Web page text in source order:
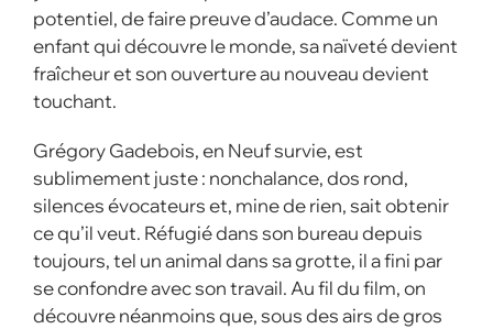
potentiel, de faire preuve d’audace. Comme un
enfant qui découvre le monde, sa naïveté devient
fraîcheur et son ouverture au nouveau devient
touchant.
Grégory Gadebois, en Neuf survie, est
sublimement juste : nonchalance, dos rond,
silences évocateurs et, mine de rien, sait obtenir
ce qu’il veut. Réfugié dans son bureau depuis
toujours, tel un animal dans sa grotte, il a fini par
se confondre avec son travail. Au fil du film, on
découvre néanmoins que, sous des airs de gros